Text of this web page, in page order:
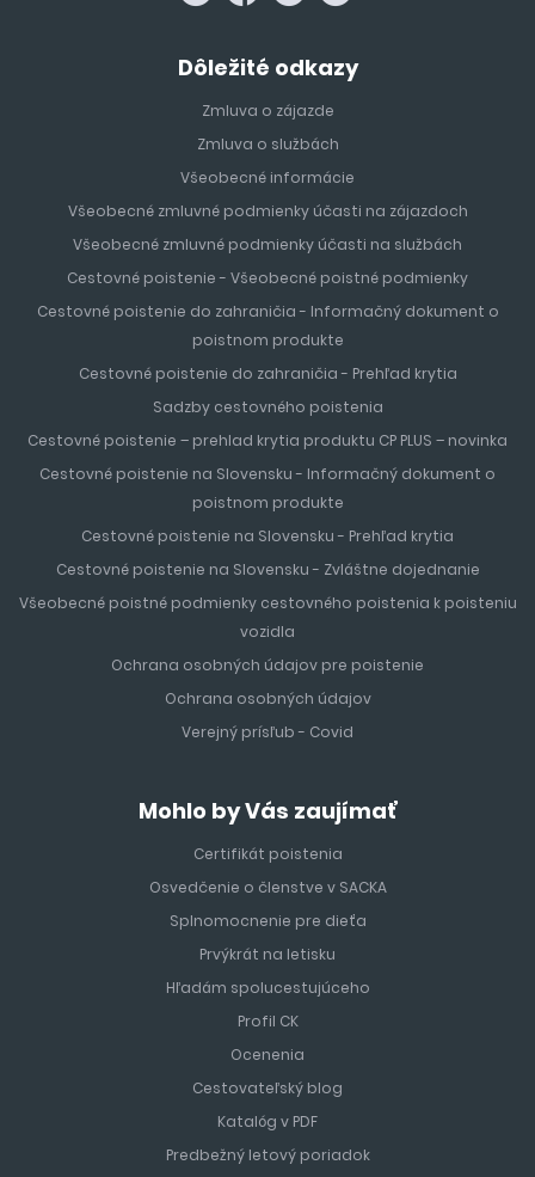
Dôležité odkazy
Zmluva o zájazde
Zmluva o službách
Všeobecné informácie
Všeobecné zmluvné podmienky účasti na zájazdoch
Všeobecné zmluvné podmienky účasti na službách
Cestovné poistenie - Všeobecné poistné podmienky
Cestovné poistenie do zahraničia - Informačný dokument o
poistnom produkte
Cestovné poistenie do zahraničia - Prehľad krytia
Sadzby cestovného poistenia
Cestovné poistenie – prehlad krytia produktu CP PLUS – novinka
Cestovné poistenie na Slovensku - Informačný dokument o
poistnom produkte
Cestovné poistenie na Slovensku - Prehľad krytia
Cestovné poistenie na Slovensku - Zvláštne dojednanie
Všeobecné poistné podmienky cestovného poistenia k poisteniu
vozidla
Ochrana osobných údajov pre poistenie
Ochrana osobných údajov
Verejný prísľub - Covid
Mohlo by Vás zaujímať
Certifikát poistenia
Osvedčenie o členstve v SACKA
Splnomocnenie pre dieťa
Prvýkrát na letisku
Hľadám spolucestujúceho
Profil CK
Ocenenia
Cestovateľský blog
Katalóg v PDF
Predbežný letový poriadok